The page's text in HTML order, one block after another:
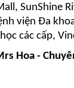
SunShine
viện Đa
các cấp,
Hoa -